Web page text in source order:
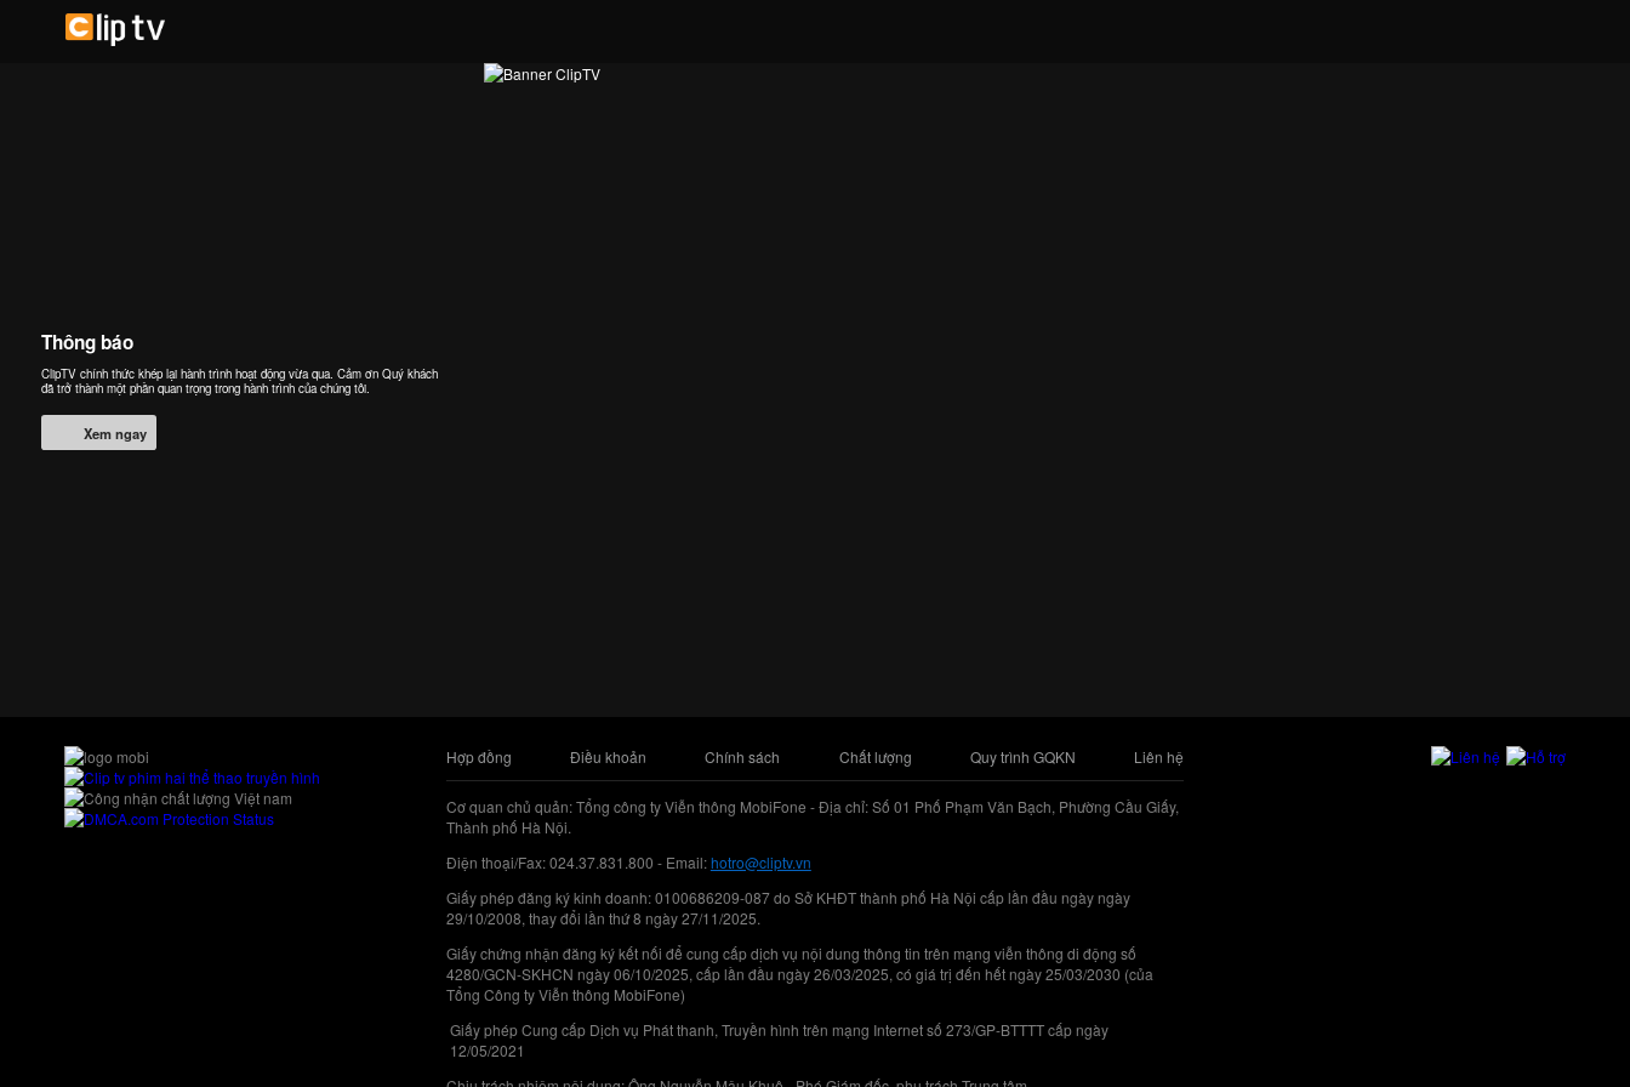
Thông báo
ClipTV chính thức khép lại hành trình hoạt động vừa qua. Cảm ơn Quý khách
đã trở thành một phần quan trọng trong hành trình của chúng tôi.
Xem ngay
Hợp đồng Điều khoản Chính sách Chất lượng Quy trình GQKN Liên hệ
Cơ quan chủ quản: Tổng công ty Viễn thông MobiFone - Địa chỉ: Số 01 Phố Phạm Văn Bạch, Phường Cầu Giấy,
Thành phố Hà Nội.
Điện thoại/Fax: 024.37.831.800 - Email:hotro@cliptv.vn
Giấy phép đăng ký kinh doanh: 0100686209-087 do Sở KHĐT thành phố Hà Nội cấp lần đầu ngày ngày
29/10/2008, thay đổi lần thứ 8 ngày 27/11/2025.
Giấy chứng nhận đăng ký kết nối để cung cấp dịch vụ nội dung thông tin trên mạng viễn thông di động số
4280/GCN-SKHCN ngày 06/10/2025, cấp lần đầu ngày 26/03/2025, có giá trị đến hết ngày 25/03/2030 (của
Tổng Công ty Viễn thông MobiFone)
Giấy phép Cung cấp Dịch vụ Phát thanh, Truyền hình trên mạng Internet số 273/GP-BTTTT cấp ngày
12/05/2021